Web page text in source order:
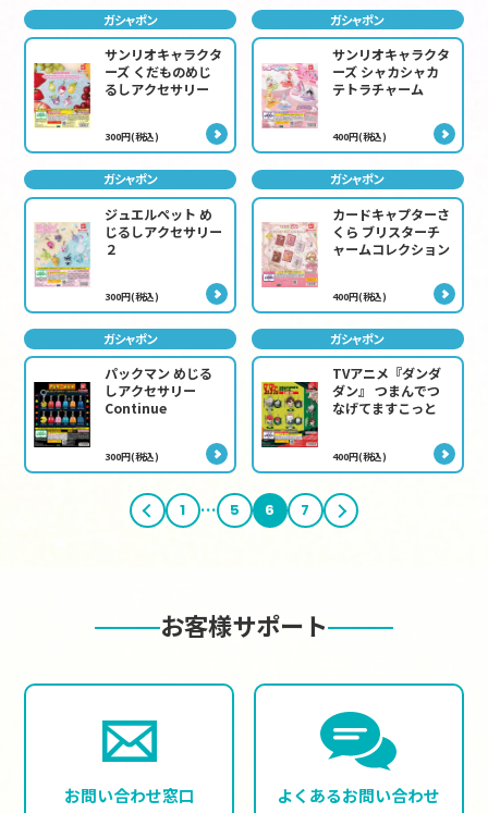
ガシャポン
サンリオキャラクタ
ーズ くだものめじ
るしアクセサリー
300円(税込)
ガシャポン
サンリオキャラクタ
ーズ シャカシャカ
テトラチャーム
400円(税込)
ガシャポン
ジュエルペット め
じるしアクセサリー
２
300円(税込)
ガシャポン
カードキャプターさ
くら ブリスターチ
ャームコレクション
400円(税込)
ガシャポン
パックマン めじる
しアクセサリー
Continue
300円(税込)
ガシャポン
TVアニメ『ダンダ
ダン』 つまんでつ
なげてますこっと
400円(税込)
前へ 1 … 5 6 7 次へ
お客様サポート
お問い合わせ窓口 よくあるお問い合わせ